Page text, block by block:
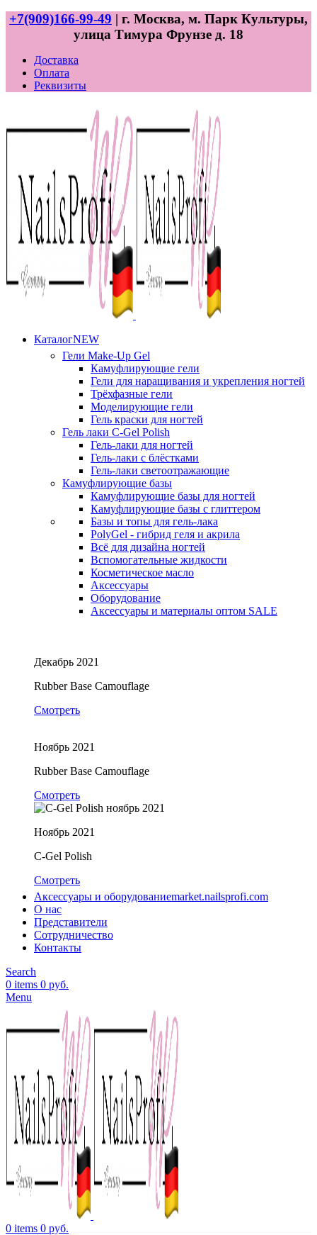
+7(909)166-99-49 | г. Москва, м. Парк Культуры,
улица Тимура Фрунзе д. 18
Доставка
Оплата
Реквизиты
КаталогNEW
Гели Make-Up Gel
Камуфлирующие гели
Гели для наращивания и укрепления ногтей
Трёхфазные гели
Моделирующие гели
Гель краски для ногтей
Гель лаки C-Gel Polish
Гель-лаки для ногтей
Гель-лаки с блёстками
Гель-лаки светоотражающие
Камуфлирующие базы
Камуфлирующие базы для ногтей
Камуфлирующие базы с глиттером
Базы и топы для гель-лака
PolyGel - гибрид геля и акрила
Всё для дизайна ногтей
Вспомогательные жидкости
Косметическое масло
Аксессуары
Оборудование
Аксессуары и материалы оптом SALE
Декабрь 2021
Rubber Base Camouflage
Смотреть
Ноябрь 2021
Rubber Base Camouflage
Смотреть
Ноябрь 2021
C-Gel Polish
Смотреть
Аксессуары и оборудованиеmarket.nailsprofi.com
О нас
Представители
Сотрудничество
Контакты
Search
0 items 0 руб.
Menu
0 items 0 руб.